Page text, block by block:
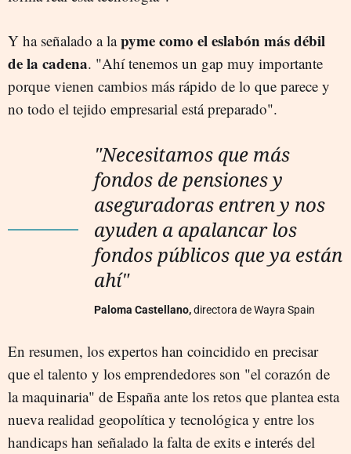
Y ha señalado a lapyme como el eslabón más débil
de la cadena. "Ahí tenemos un gap muy importante
porque vienen cambios más rápido de lo que parece y
no todo el tejido empresarial está preparado".
"Necesitamos que más
fondos de pensiones y
aseguradoras entren y nos
ayuden a apalancar los
fondos públicos que ya están
ahí"
Paloma Castellano,directora de Wayra Spain
En resumen, los expertos han coincidido en precisar
que el talento y los emprendedores son "el corazón de
la maquinaria" de España ante los retos que plantea esta
nueva realidad geopolítica y tecnológica y entre los
handicaps han señalado la falta de exits e interés del